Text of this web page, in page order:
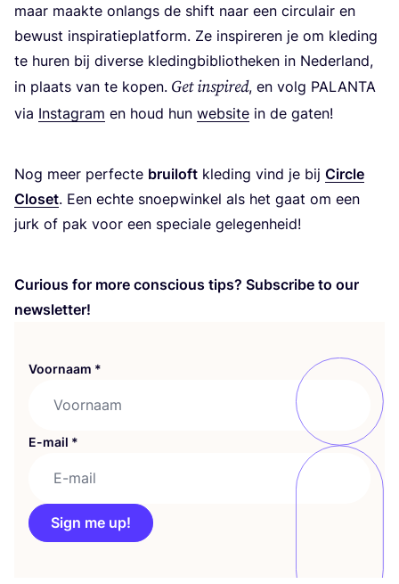
maar maak­te onlangs de shift naar een cir­cu­lair en
bewust inspi­ra­tie­plat­form. Ze inspi­re­ren je om kle­ding
te huren bij diver­se kle­ding­bi­bli­o­the­ken in Neder­land,
in plaats van te kopen. Get inspi­red, en volg PALAN­TA
via Inst­agram en houd hun web­si­te in de gaten!
Nog meer per­fec­te brui­loft kle­ding vind je bij Cir­cle
Clo­set. Een ech­te snoep­win­kel als het gaat om een
jurk of pak voor een spe­ci­a­le gelegenheid!
Curious for more con­scious tips? Sub­scri­be to our
newsletter!
Voornaam *
E-mail *
Sign me up!